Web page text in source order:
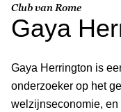
Club van Rome
Gaya
Gaya Herrington is
onderzoeker op het
welzijnseconomie,